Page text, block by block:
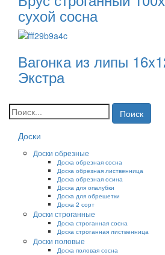
сухой сосна
Вагонка из липы
Экстра
Поиск
Доски
Доски обрезные
Доска обрезная сосна
Доска обрезная лиственница
Доска обрезная осина
Доска для опалубки
Доска для обрешетки
Доска 2 сорт
Доски строганные
Доска строганная сосна
Доска строганная лиственница
Доски половые
Доска половая сосна